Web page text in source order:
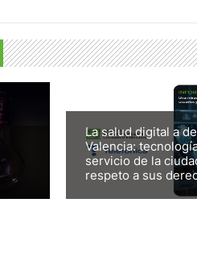
La salud digital a
Valencia:
servicio de la
respeto a sus